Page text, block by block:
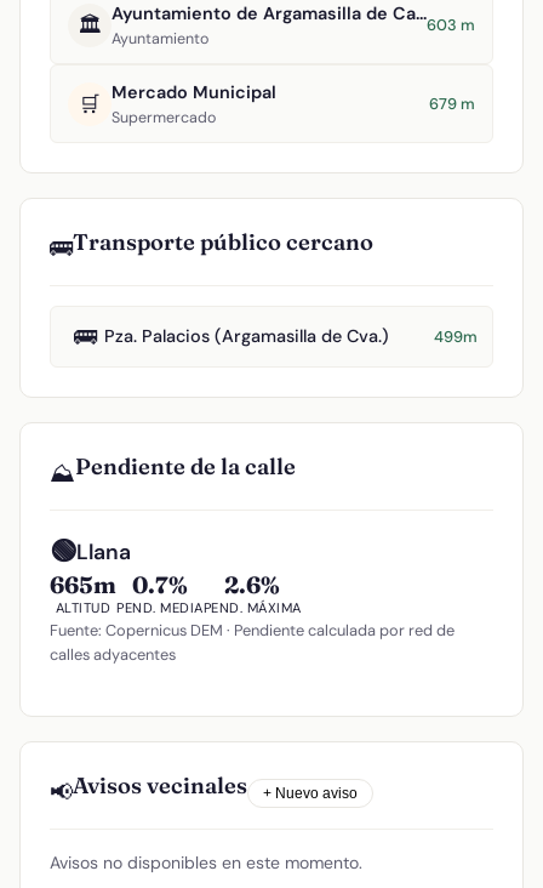
🏛️ Ayuntamiento de Argamasilla de Calatrava
Ayuntamiento
603 m
🛒 Mercado Municipal
Supermercado
679 m
🚌Transporte público cercano
🚌 Pza. Palacios (Argamasilla de Cva.) 499m
⛰️Pendiente de la calle
🟢Llana
665m
ALTITUD
0.7%
PEND. MEDIA
2.6%
PEND. MÁXIMA
Fuente: Copernicus DEM · Pendiente calculada por red de
calles adyacentes
📢Avisos vecinales + Nuevo aviso
Avisos no disponibles en este momento.